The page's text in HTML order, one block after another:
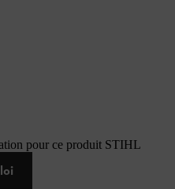
pour ce produit STIHL